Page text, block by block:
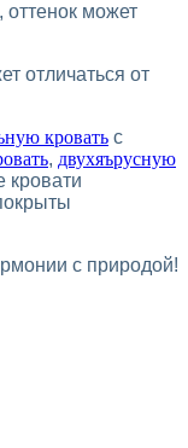
оттенок может
отличаться от
кровать с
, двухяърусную
кровати
с природой!